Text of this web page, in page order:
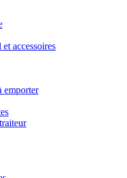
accessoires
emporter